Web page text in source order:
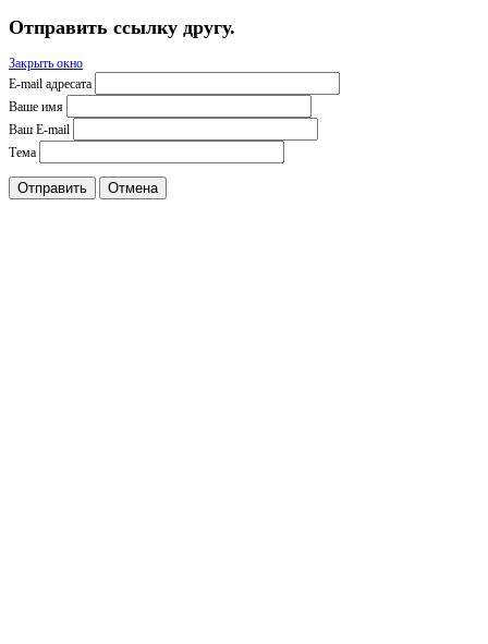
Отправить ссылку другу.
Закрыть окно
E-mail адресата
Ваше имя
Ваш E-mail
Тема
Отправить Отмена